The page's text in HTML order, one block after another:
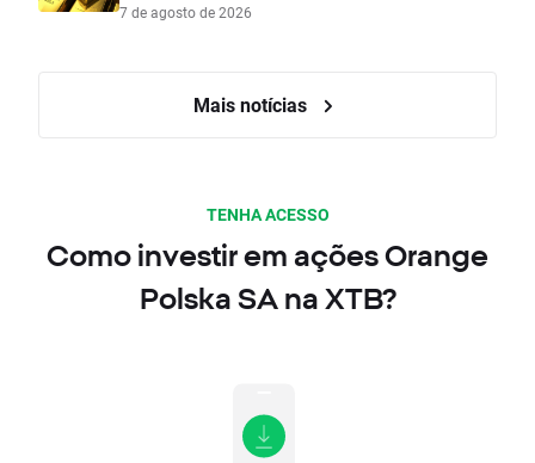
7 de agosto de 2026
Mais notícias
TENHA ACESSO
Como investir em ações Orange
Polska SA na XTB?